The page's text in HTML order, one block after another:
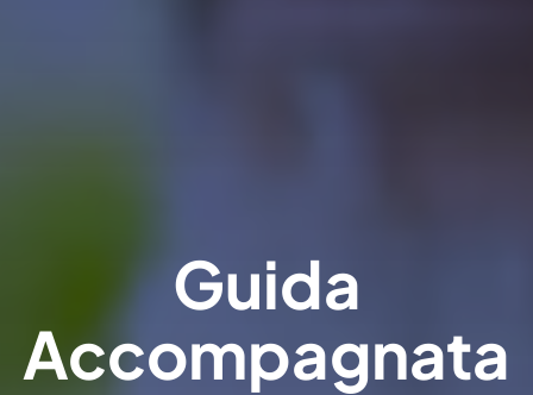
Guida
Accompagnata